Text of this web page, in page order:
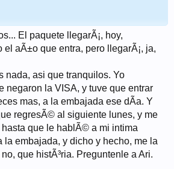
El paquete llegarÃ¡, hoy,
el aÃ±o que entra, pero llegarÃ¡, ja,
nada, asi que tranquilos. Yo
negaron la VISA, y tuve que entrar
mas, a la embajada ese dÃ­a. Y
regresÃ© al siguiente lunes, y me
hasta que le hablÃ© a mi intima
la embajada, y dicho y hecho, me la
que histÃ³ria. Preguntenle a Ari.